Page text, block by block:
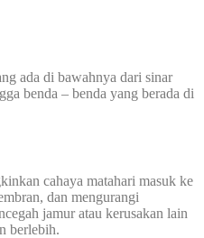
ada di bawahnya dari sinar
benda – benda yang berada di
cahaya matahari masuk ke
dan mengurangi
jamur atau kerusakan lain
berlebih.